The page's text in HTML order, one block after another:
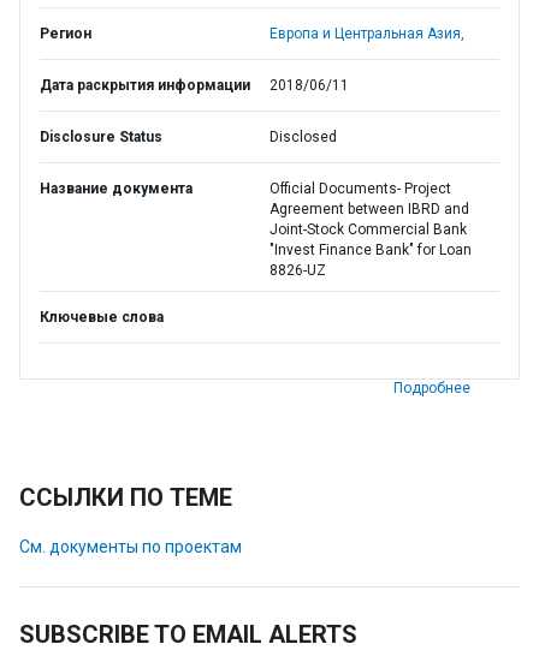
Регион Европа и Центральная Азия,
Дата раскрытия информации 2018/06/11
Disclosure Status Disclosed
Название документа
Official Documents- Project
Agreement between IBRD and
Joint-Stock Commercial Bank
"Invest Finance Bank" for Loan
8826-UZ
Ключевые слова
Подробнее
ССЫЛКИ ПО ТЕМЕ
См. документы по проектам
SUBSCRIBE TO EMAIL ALERTS